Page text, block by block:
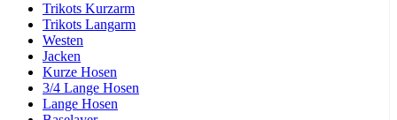
Trikots Kurzarm
Trikots Langarm
Westen
Jacken
Kurze Hosen
3/4 Lange Hosen
Lange Hosen